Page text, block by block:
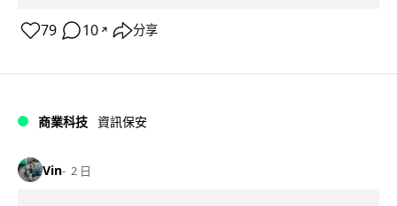
79 10 ↗ 分享
商業科技 資訊保安
Vin 2 日